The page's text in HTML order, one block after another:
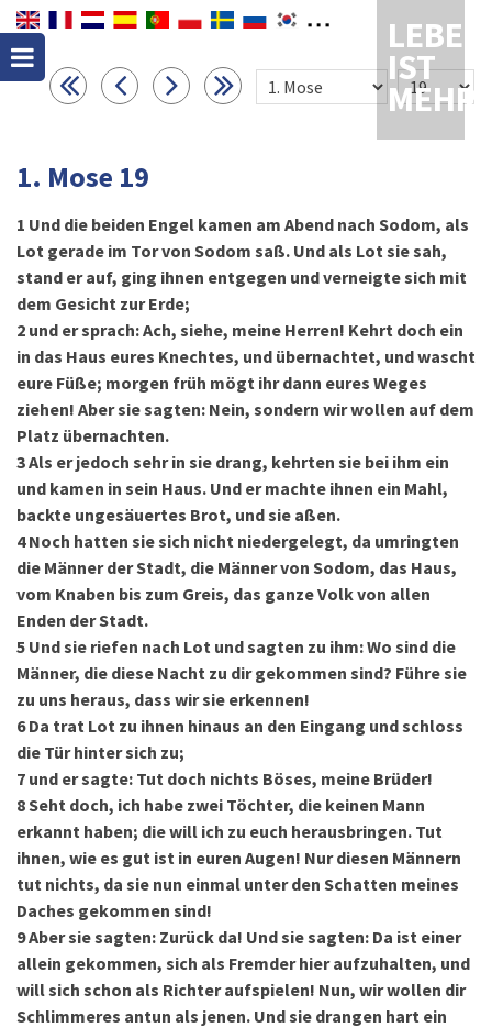
LEBEN
IST
MEHR
1. Mose 19
1 Und die beiden Engel kamen am Abend nach Sodom, als
Lot gerade im Tor von Sodom saß. Und als Lot sie sah,
stand er auf, ging ihnen entgegen und verneigte sich mit
dem Gesicht zur Erde;
2 und er sprach: Ach, siehe, meine Herren! Kehrt doch ein
in das Haus eures Knechtes, und übernachtet, und wascht
eure Füße; morgen früh mögt ihr dann eures Weges
ziehen! Aber sie sagten: Nein, sondern wir wollen auf dem
Platz übernachten.
3Als er jedoch sehr in sie drang, kehrten sie bei ihm ein
und kamen in sein Haus. Und er machte ihnen ein Mahl,
backte ungesäuertes Brot, und sie aßen.
4 Noch hatten sie sich nicht niedergelegt, da umringten
die Männer der Stadt, die Männer von Sodom, das Haus,
vom Knaben bis zum Greis, das ganze Volk von allen
Enden der Stadt.
5 Und sie riefen nach Lot und sagten zu ihm: Wo sind die
Männer, die diese Nacht zu dir gekommen sind? Führe sie
zu uns heraus, dass wir sie erkennen!
6 Da trat Lot zu ihnen hinaus an den Eingang und schloss
die Tür hinter sich zu;
7 und er sagte: Tut doch nichts Böses, meine Brüder!
8Seht doch, ich habe zwei Töchter, die keinen Mann
erkannt haben; die will ich zu euch herausbringen. Tut
ihnen, wie es gut ist in euren Augen! Nur diesen Männern
tut nichts, da sie nun einmal unter den Schatten meines
Daches gekommen sind!
9Aber sie sagten: Zurück da! Und sie sagten: Da ist einer
allein gekommen, sich als Fremder hier aufzuhalten, und
will sich schon als Richter aufspielen! Nun, wir wollen dir
Schlimmeres antun als jenen. Und sie drangen hart ein